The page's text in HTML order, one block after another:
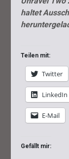
haltet
Teilen mit:
Twitter
LinkedIn
E-Mail
Gefällt mir: